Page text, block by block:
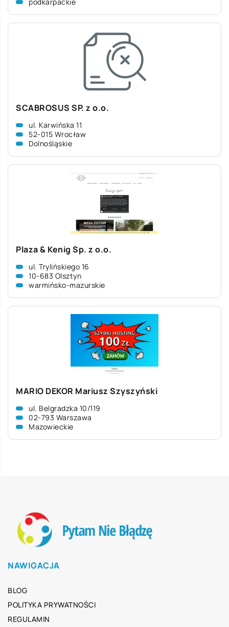
SCABROSUS SP. z o.o.
ul. Karwińska 11
52-015 Wrocław
Dolnośląskie
Plaza & Kenig Sp. z o.o.
ul. Trylińskiego 16
10-683 Olsztyn
warmińsko-mazurskie
MARIO DEKOR Mariusz Szyszyński
ul. Belgradzka 10/119
02-793 Warszawa
Mazowieckie
NAWIGACJA
BLOG
POLITYKA PRYWATNOŚCI
REGULAMIN